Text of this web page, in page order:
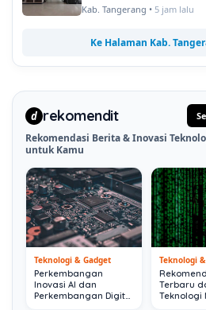
Kab. Tangerang • 5 jam lalu
Ke Halaman Kab.
d rekomendit
Rekomendasi Berita & Inovasi
untuk Kamu
Teknologi & Gadget
Perkembangan
Inovasi AI dan
Perkembangan Digital
Teknologi
Terbaru
Teknologi